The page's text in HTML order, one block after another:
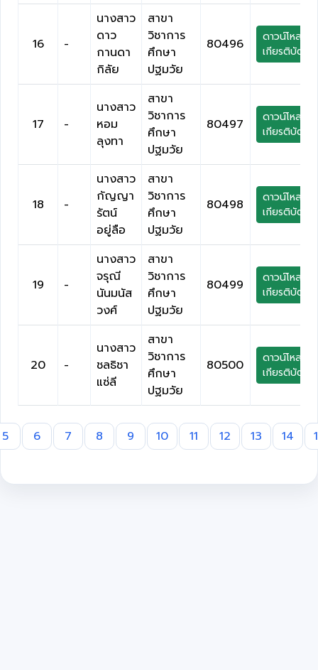
16 -
นางสาว
ดาว
กานดา
กิลัย
สาขา
วิชาการ
ศึกษา
ปฐมวัย
80496
ดาวน์โหลด
เกียรติบัตร
17 -
นางสาว
หอม
ลุงทา
สาขา
วิชาการ
ศึกษา
ปฐมวัย
80497
ดาวน์โหลด
เกียรติบัตร
18 -
นางสาว
กัญญา
รัตน์
อยู่ลือ
สาขา
วิชาการ
ศึกษา
ปฐมวัย
80498
ดาวน์โหลด
เกียรติบัตร
19 -
นางสาว
จรุณี
นันมนัส
วงศ์
สาขา
วิชาการ
ศึกษา
ปฐมวัย
80499
ดาวน์โหลด
เกียรติบัตร
20 -
นางสาว
ชลธิชา
แซ่ลี
สาขา
วิชาการ
ศึกษา
ปฐมวัย
80500
ดาวน์โหลด
เกียรติบัตร
5 6 7 8 9 10 11 12 13 14